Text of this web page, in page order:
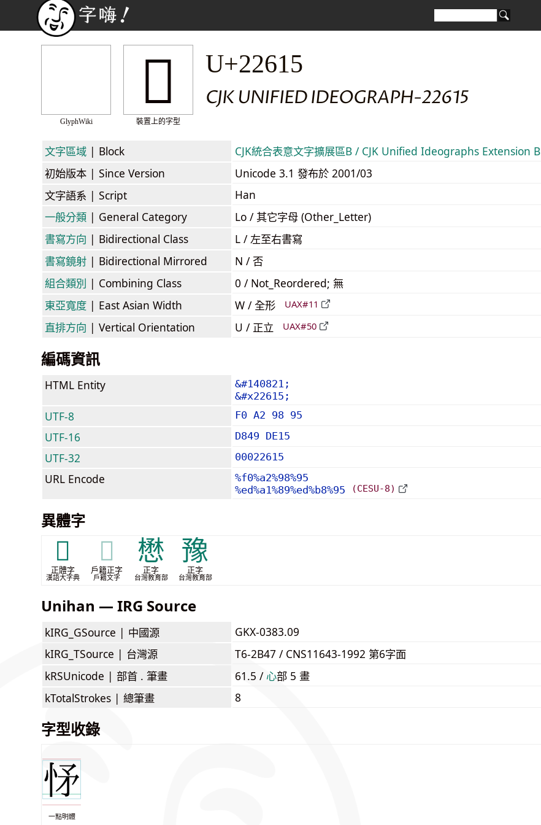
GlyphWiki
𢘕
裝置上的字型
U+22615
CJK UNIFIED IDEOGRAPH-22615
文字區域 | Block CJK統合表意文字擴展區B / CJK Unified Ideographs Extension B
初始版本 | Since Version
Unicode 3.1 發布於 2001/03
文字語系 | Script
Han
一般分類 | General Category
Lo / 其它字母 (Other_Letter)
書寫方向 | Bidirectional Class
L / 左至右書寫
書寫鏡射 | Bidirectional Mirrored
N / 否
組合類別 | Combining Class
0 / Not_Reordered; 無
東亞寬度 | East Asian Width W / 全形 UAX#11
直排方向 | Vertical Orientation U / 正立 UAX#50
編碼資訊
HTML Entity
&#140821;
&#x22615;
UTF-8 F0 A2 98 95
UTF-16 D849 DE15
UTF-32 00022615
URL Encode
%f0%a2%98%95
%ed%a1%89%ed%b8%95
(CESU-8)
異體字
𢘅
正體字
漢語大字典
𢘅
戶籍正字
戶籍文字
懋
正字
台灣教育部
豫
正字
台灣教育部
Unihan — IRG Source
kIRG_GSource | 中國源
GKX-0383.09
kIRG_TSource | 台灣源
T6-2B47 / CNS11643-1992 第6字面
kRSUnicode | 部首 . 筆畫 61.5 / ⼼部 5 畫
kTotalStrokes | 總筆畫 8
字型收錄
一點明體